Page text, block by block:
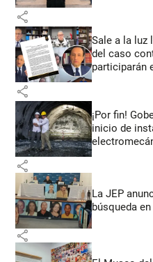
share
Sale a la luz
del caso
participarán
share
¡Por fin!
inicio de
share
La JEP
búsqueda
share